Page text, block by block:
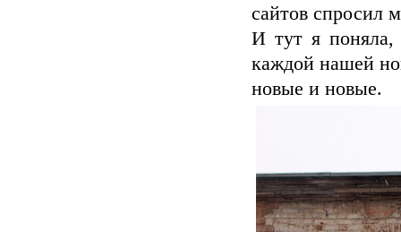
сайтов спросил
И тут я поняла,
каждой нашей
новые и новые.